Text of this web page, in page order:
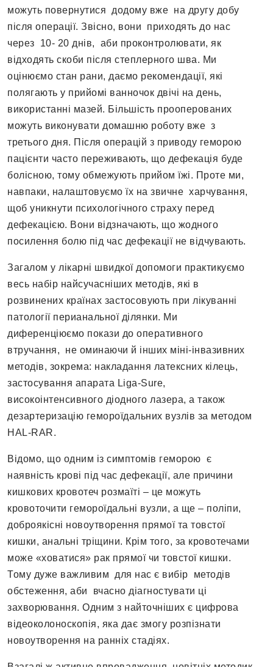
можуть повернутися додому вже на другу добу
після операції. Звісно, вони приходять до нас
через 10- 20 днів, аби проконтролювати, як
відходять скоби після степлерного шва. Ми
оцінюємо стан рани, даємо рекомендації, які
полягають у прийомі ванночок двічі на день,
використанні мазей. Більшість прооперованих
можуть виконувати домашню роботу вже з
третього дня. Після операцій з приводу геморою
пацієнти часто переживають, що дефекація буде
болісною, тому обмежують прийом їжі. Проте ми,
навпаки, налаштовуємо їх на звичне харчування,
щоб уникнути психологічного страху перед
дефекацією. Вони відзначають, що жодного
посилення болю під час дефекації не відчувають.
Загалом у лікарні швидкої допомоги практикуємо
весь набір найсучасніших методів, які в
розвинених країнах застосовують при лікуванні
патології перианальної ділянки. Ми
диференціюємо покази до оперативного
втручання, не оминаючи й інших міні-інвазивних
методів, зокрема: накладання латексних кілець,
застосування апарата Liga-Sure,
високоінтенсивного діодного лазера, а також
дезартеризацію гемороїдальних вузлів за методом
HAL-RAR.
Відомо, що одним із симптомів геморою є
наявність крові під час дефекації, але причини
кишкових кровотеч розмаїті – це можуть
кровоточити гемороїдальні вузли, а ще – поліпи,
доброякісні новоутворення прямої та товстої
кишки, анальні тріщини. Крім того, за кровотечами
може «ховатися» рак прямої чи товстої кишки.
Тому дуже важливим для нас є вибір методів
обстеження, аби вчасно діагностувати ці
захворювання. Одним з найточніших є цифрова
відеоколоноскопія, яка дає змогу розпізнати
новоутворення на ранніх стадіях.